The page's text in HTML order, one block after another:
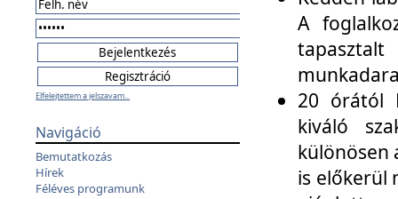
Elfelejtettem a jelszavam...
Navigáció
Bemutatkozás
Hírek
Féléves programunk
A
20 órától
kiváló
különösen
is előkerül